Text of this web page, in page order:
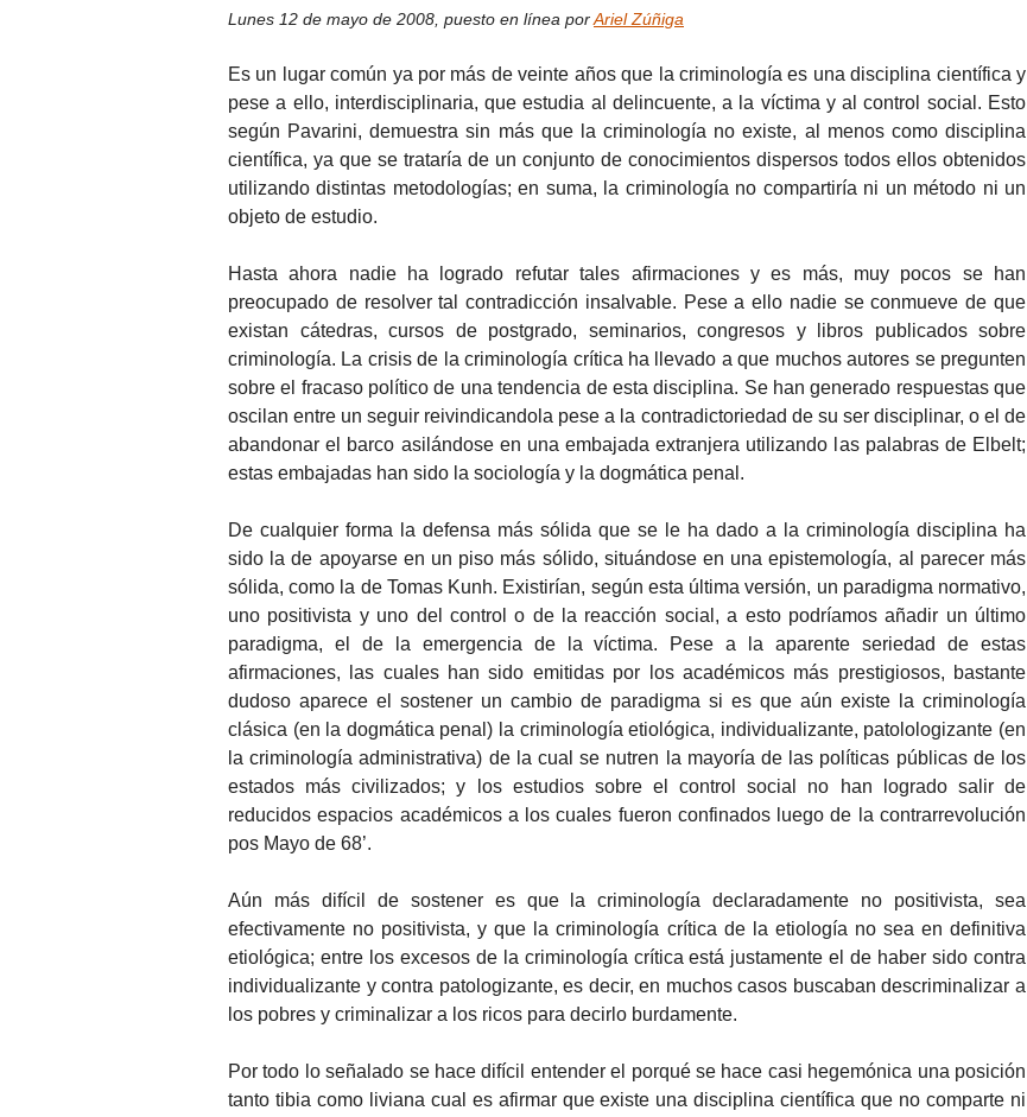
Lunes 12 de mayo de 2008 puesto en línea porAriel Zúñiga
Es un lugar común ya por más de veinte años que la criminología es una disciplina científica y
pese a ello, interdisciplinaria, que estudia al delincuente, a la víctima y al control social. Esto
según Pavarini, demuestra sin más que la criminología no existe, al menos como disciplina
científica, ya que se trataría de un conjunto de conocimientos dispersos todos ellos obtenidos
utilizando distintas metodologías; en suma, la criminología no compartiría ni un método ni un
objeto de estudio.
Hasta ahora nadie ha logrado refutar tales afirmaciones y es más, muy pocos se han
preocupado de resolver tal contradicción insalvable. Pese a ello nadie se conmueve de que
existan cátedras, cursos de postgrado, seminarios, congresos y libros publicados sobre
criminología. La crisis de la criminología crítica ha llevado a que muchos autores se pregunten
sobre el fracaso político de una tendencia de esta disciplina. Se han generado respuestas que
oscilan entre un seguir reivindicandola pese a la contradictoriedad de su ser disciplinar, o el de
abandonar el barco asilándose en una embajada extranjera utilizando las palabras de Elbelt;
estas embajadas han sido la sociología y la dogmática penal.
De cualquier forma la defensa más sólida que se le ha dado a la criminología disciplina ha
sido la de apoyarse en un piso más sólido, situándose en una epistemología, al parecer más
sólida, como la de Tomas Kunh. Existirían, según esta última versión, un paradigma normativo,
uno positivista y uno del control o de la reacción social, a esto podríamos añadir un último
paradigma, el de la emergencia de la víctima. Pese a la aparente seriedad de estas
afirmaciones, las cuales han sido emitidas por los académicos más prestigiosos, bastante
dudoso aparece el sostener un cambio de paradigma si es que aún existe la criminología
clásica (en la dogmática penal) la criminología etiológica, individualizante, patolologizante (en
la criminología administrativa) de la cual se nutren la mayoría de las políticas públicas de los
estados más civilizados; y los estudios sobre el control social no han logrado salir de
reducidos espacios académicos a los cuales fueron confinados luego de la contrarrevolución
pos Mayo de 68’.
Aún más difícil de sostener es que la criminología declaradamente no positivista, sea
efectivamente no positivista, y que la criminología crítica de la etiología no sea en definitiva
etiológica; entre los excesos de la criminología crítica está justamente el de haber sido contra
individualizante y contra patologizante, es decir, en muchos casos buscaban descriminalizar a
los pobres y criminalizar a los ricos para decirlo burdamente.
Por todo lo señalado se hace difícil entender el porqué se hace casi hegemónica una posición
tanto tibia como liviana cual es afirmar que existe una disciplina científica que no comparte ni